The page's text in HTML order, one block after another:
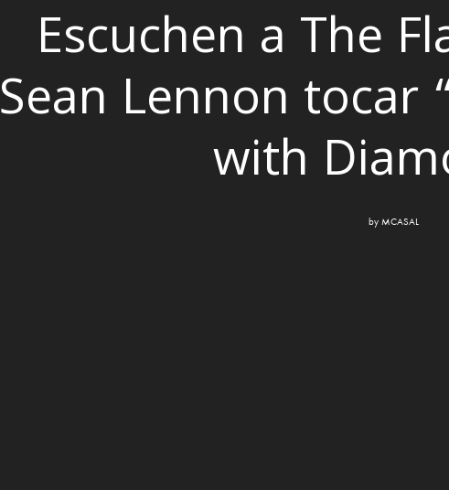
Escuchen a The
Sean Lennon tocar
with
by MCASAL